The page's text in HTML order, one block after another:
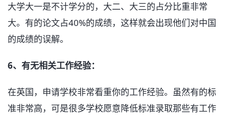
大学大一是不计学分的，大二、大三的占分比重非常
大。有的论文占40%的成绩，这样就会出现他们对中国
的成绩的误解。
6、有无相关工作经验：
在英国，申请学校非常看重你的工作经验。虽然有的标
准非常高，可是很多学校愿意降低标准录取那些有工作